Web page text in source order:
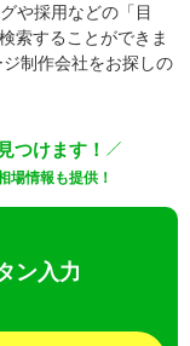
や採用などの「目
索することができま
制作会社をお探しの
つけます！
場情報も提供！
ン入力